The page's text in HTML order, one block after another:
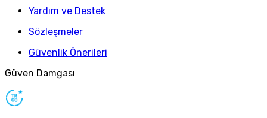
Yardım ve Destek
Sözleşmeler
Güvenlik Önerileri
Güven Damgası